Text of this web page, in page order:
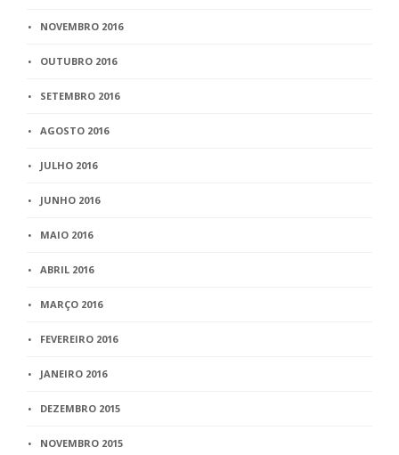
NOVEMBRO 2016
OUTUBRO 2016
SETEMBRO 2016
AGOSTO 2016
JULHO 2016
JUNHO 2016
MAIO 2016
ABRIL 2016
MARÇO 2016
FEVEREIRO 2016
JANEIRO 2016
DEZEMBRO 2015
NOVEMBRO 2015